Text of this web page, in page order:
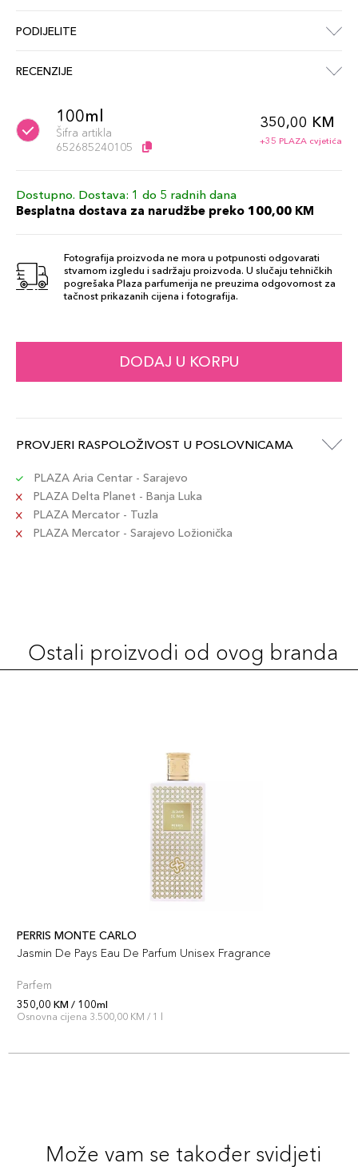
PODIJELITE
RECENZIJE
100ml
Šifra artikla
652685240105
350,00 KM
+35 PLAZA cvjetića
Dostupno. Dostava: 1 do 5 radnih dana
Besplatna dostava za narudžbe preko 100,00 KM
Fotografija proizvoda ne mora u potpunosti odgovarati
stvarnom izgledu i sadržaju proizvoda. U slučaju tehničkih
pogrešaka Plaza parfumerija ne preuzima odgovornost za
tačnost prikazanih cijena i fotografija.
DODAJ U KORPU
PROVJERI RASPOLOŽIVOST U POSLOVNICAMA
PLAZA Aria Centar - Sarajevo
PLAZA Delta Planet - Banja Luka
PLAZA Mercator - Tuzla
PLAZA Mercator - Sarajevo Ložionička
Ostali proizvodi od ovog branda
PERRIS MONTE CARLO
Jasmin De Pays Eau De Parfum Unisex Fragrance
Parfem
350,00 KM / 100ml
Osnovna cijena 3.500,00 KM / 1 l
Može vam se također svidjeti